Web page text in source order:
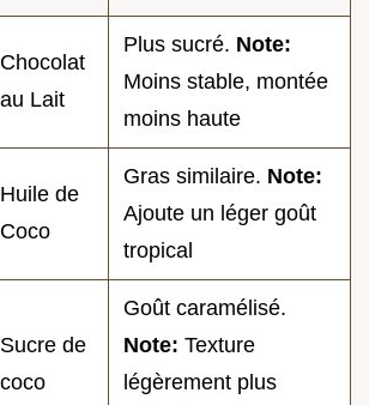
Chocolat
au Lait
Plus sucré. Note:
Moins stable, montée
moins haute
Huile de
Coco
Gras similaire. Note:
Ajoute un léger goût
tropical
Sucre de
coco
Goût caramélisé.
Note: Texture
légèrement plus